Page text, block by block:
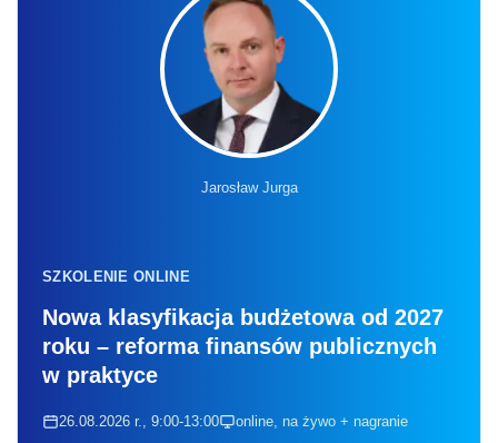
Jarosław Jurga
SZKOLENIE ONLINE
Nowa klasyfikacja budżetowa od 2027
roku – reforma finansów publicznych
w praktyce
26.08.2026 r., 9:00-13:00 online, na żywo + nagranie